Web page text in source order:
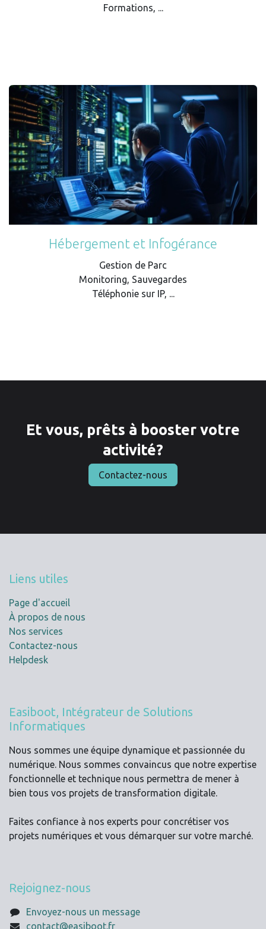
Formations, ...
Hébergement et Infogérance
Gestion de Parc
Monitoring, Sauvegardes
Téléphonie sur IP, ...
Et vous, prêts à booster votre
activité?
Contactez-nous
Liens utiles
Page d'accueil
À propos de nous
Nos services
Contactez-nous
Helpdesk
Easiboot, Intégrateur de Solutions
Informatiques
Nous sommes une équipe dynamique et passionnée du
numérique. Nous sommes convaincus que notre expertise
fonctionnelle et technique nous permettra de mener à
bien tous vos projets de transformation digitale.
Faites confiance à nos experts pour concrétiser vos
projets numériques et vous démarquer sur votre marché.
Rejoignez-nous
Envoyez-nous un message
contact@easiboot.fr